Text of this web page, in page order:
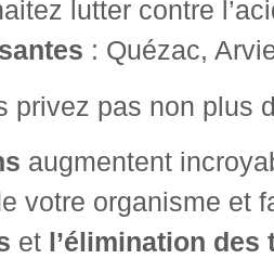
lutter contre
: Quézac,
privez pas non plus
augmentent
votre organisme et
et l’élimination des